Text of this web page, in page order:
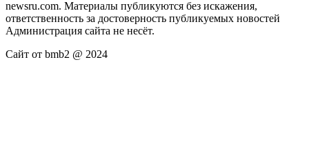
newsru.com. Материалы публикуются без искажения,
ответственность за достоверность публикуемых новостей
Администрация сайта не несёт.
Сайт от bmb2 @ 2024